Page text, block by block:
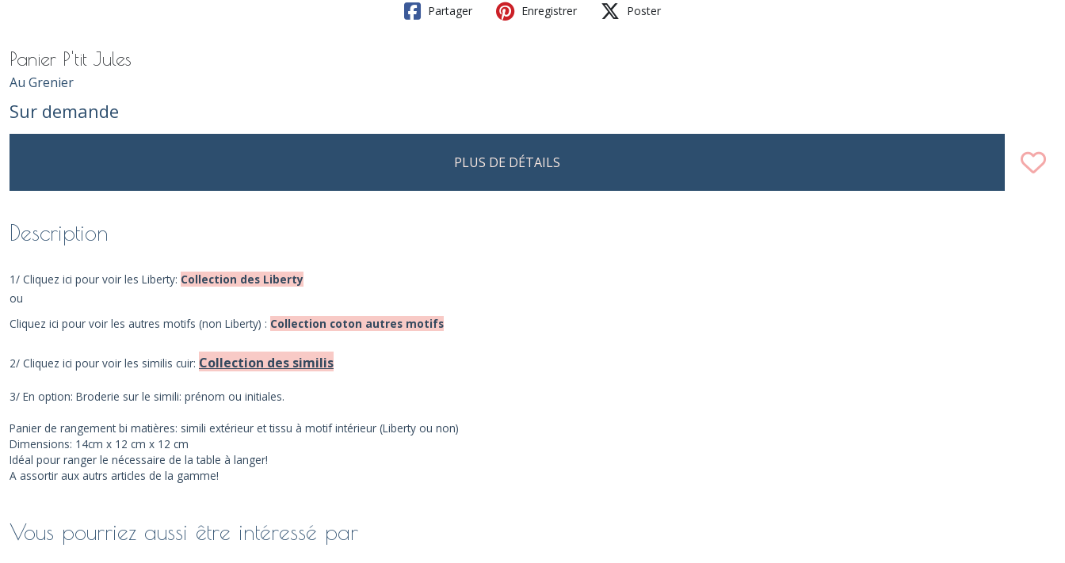
Partager Enregistrer Poster
Panier P'tit Jules
Au Grenier
Sur demande
PLUS DE DÉTAILS
Description
1/ Cliquez ici pour voir les Liberty: Collection des Liberty
ou
Cliquez ici pour voir les autres motifs (non Liberty) : Collection coton autres motifs
2/ Cliquez ici pour voir les similis cuir: Collection des similis
3/ En option: Broderie sur le simili: prénom ou initiales.
Panier de rangement bi matières: simili extérieur et tissu à motif intérieur (Liberty ou non)
Dimensions: 14cm x 12 cm x 12 cm
Idéal pour ranger le nécessaire de la table à langer!
A assortir aux autrs articles de la gamme!
Vous pourriez aussi être intéressé par